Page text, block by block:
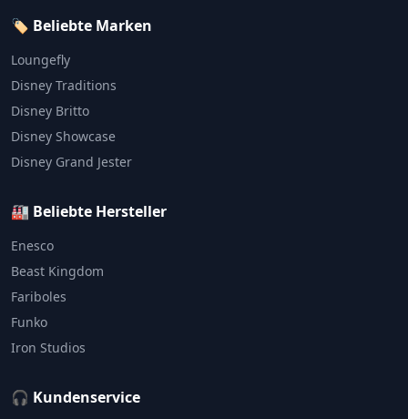
🏷️ Beliebte Marken
Loungefly
Disney Traditions
Disney Britto
Disney Showcase
Disney Grand Jester
🏭 Beliebte Hersteller
Enesco
Beast Kingdom
Fariboles
Funko
Iron Studios
🎧 Kundenservice